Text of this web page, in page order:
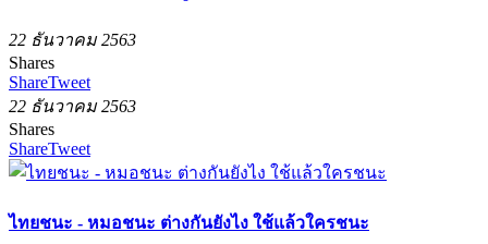
22 ธันวาคม 2563
Shares
ShareTweet
22 ธันวาคม 2563
Shares
ShareTweet
ไทยชนะ - หมอชนะ ต่างกันยังไง ใช้แล้วใครชนะ